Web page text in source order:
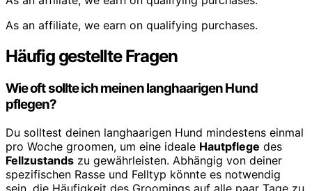
As an affiliate, we earn on qualifying purchases.
Häufig gestellte Fragen
Wie oft sollte ich meinen langhaarigen Hund
pflegen?
Du solltest deinen langhaarigen Hund mindestens einmal
pro Woche groomen, um eine ideale Hautpflege des
Fellzustands zu gewährleisten. Abhängig von deiner
spezifischen Rasse und Felltyp könnte es notwendig
sein, die Häufigkeit des Groomings auf alle paar Tage zu